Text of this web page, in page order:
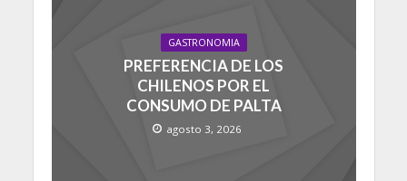
GASTRONOMIA
PREFERENCIA DE LOS
CHILENOS POR EL
CONSUMO DE PALTA
agosto 3, 2026